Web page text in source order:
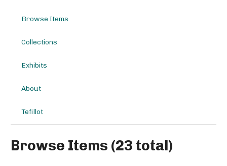
Browse Items
Collections
Exhibits
About
Tefillot
Browse Items (23 total)